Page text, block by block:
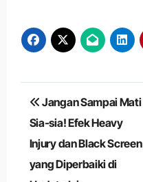
Navigasi
pos
Jangan Sampai Mati
Sia-sia! Efek Heavy
Injury dan Black Screen
yang Diperbaiki di